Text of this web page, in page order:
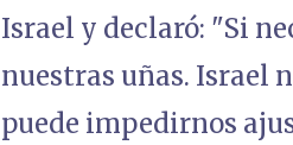
Israel y declaró: "Si
nuestras uñas. Israel
puede impedirnos